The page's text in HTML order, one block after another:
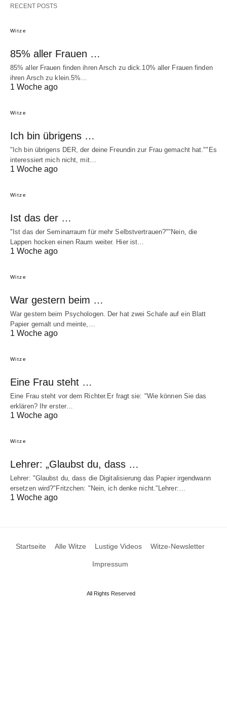
RECENT POSTS
Witze
85% aller Frauen …
85% aller Frauen finden ihren Arsch zu dick.10% aller Frauen finden
ihren Arsch zu klein.5%…
1 Woche ago
Witze
Ich bin übrigens …
"Ich bin übrigens DER, der deine Freundin zur Frau gemacht hat.""Es
interessiert mich nicht, mit…
1 Woche ago
Witze
Ist das der …
"Ist das der Seminarraum für mehr Selbstvertrauen?""Nein, die
Lappen hocken einen Raum weiter. Hier ist…
1 Woche ago
Witze
War gestern beim …
War gestern beim Psychologen. Der hat zwei Schafe auf ein Blatt
Papier gemalt und meinte,…
1 Woche ago
Witze
Eine Frau steht …
Eine Frau steht vor dem Richter.Er fragt sie: "Wie können Sie das
erklären? Ihr erster…
1 Woche ago
Witze
Lehrer: „Glaubst du, dass …
Lehrer: "Glaubst du, dass die Digitalisierung das Papier irgendwann
ersetzen wird?"Fritzchen: "Nein, ich denke nicht."Lehrer:…
1 Woche ago
Startseite Alle Witze Lustige Videos Witze-Newsletter
Impressum
All Rights Reserved